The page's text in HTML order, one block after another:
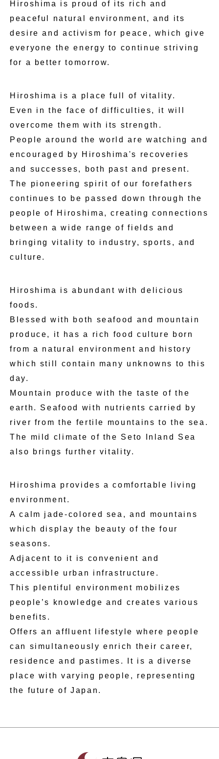
Hiroshima is proud of its rich and
peaceful natural environment, and its
desire and activism for peace, which give
everyone the energy to continue striving
for a better tomorrow.
Hiroshima is a place full of vitality.
Even in the face of difficulties, it will
overcome them with its strength.
People around the world are watching and
encouraged by Hiroshima's recoveries
and successes, both past and present.
The pioneering spirit of our forefathers
continues to be passed down through the
people of Hiroshima, creating connections
between a wide range of fields and
bringing vitality to industry, sports, and
culture.
Hiroshima is abundant with delicious
foods.
Blessed with both seafood and mountain
produce, it has a rich food culture born
from a natural environment and history
which still contain many unknowns to this
day.
Mountain produce with the taste of the
earth. Seafood with nutrients carried by
river from the fertile mountains to the sea.
The mild climate of the Seto Inland Sea
also brings further vitality.
Hiroshima provides a comfortable living
environment.
A calm jade-colored sea, and mountains
which display the beauty of the four
seasons.
Adjacent to it is convenient and
accessible urban infrastructure.
This plentiful environment mobilizes
people’s knowledge and creates various
benefits.
Offers an affluent lifestyle where people
can simultaneously enrich their career,
residence and pastimes. It is a diverse
place with varying people, representing
the future of Japan.